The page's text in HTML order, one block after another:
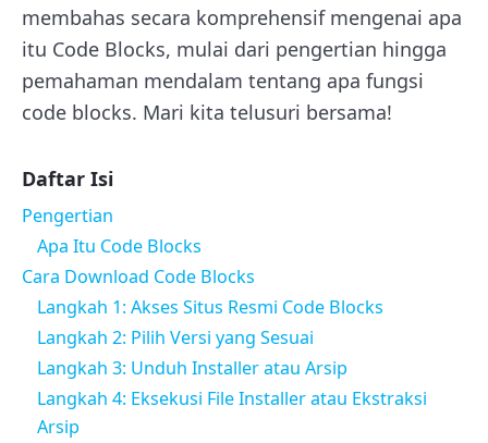
membahas secara komprehensif mengenai apa
itu Code Blocks, mulai dari pengertian hingga
pemahaman mendalam tentang apa fungsi
code blocks. Mari kita telusuri bersama!
Daftar Isi
Pengertian
Apa Itu Code Blocks
Cara Download Code Blocks
Langkah 1: Akses Situs Resmi Code Blocks
Langkah 2: Pilih Versi yang Sesuai
Langkah 3: Unduh Installer atau Arsip
Langkah 4: Eksekusi File Installer atau Ekstraksi
Arsip